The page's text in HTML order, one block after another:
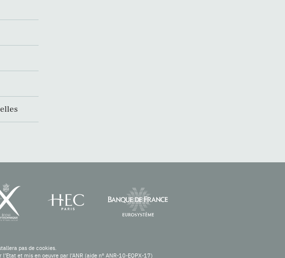
pas de cookies.
et mis en oeuvre par l’ANR (aide n° ANR-10-EQPX-17)